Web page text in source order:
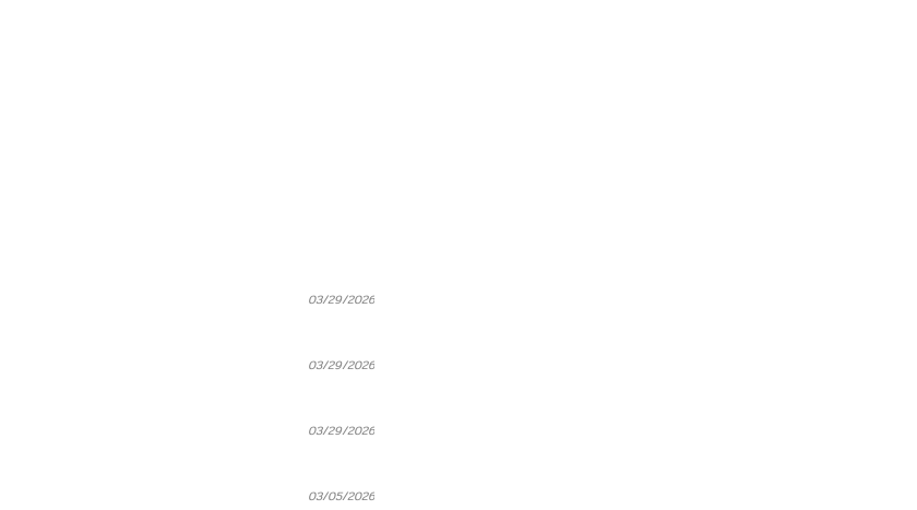
03/29/2026
03/29/2026
03/29/2026
03/05/2026